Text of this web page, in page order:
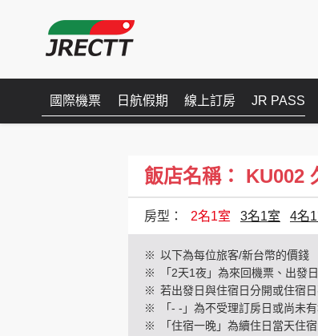
國際機票 日航假期 線上訂房 JR PASS
飯店名稱： KU002
房型： 2名1室 3名1室 4名
※ 以下為每位旅客/新台幣的價錢
※
「2天1夜」為來回機票、出發
※ 若出發日與住宿日分開或住宿
※
「- -」為不受理訂房日或尚未
※
「住宿一晚」為續住日當天住